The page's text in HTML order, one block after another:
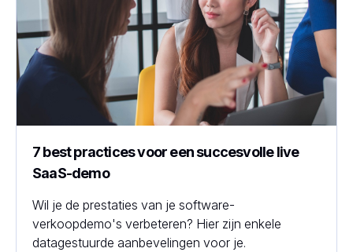
7 best practices voor een succesvolle live
SaaS-demo
Wil je de prestaties van je software-
verkoopdemo's verbeteren? Hier zijn enkele
datagestuurde aanbevelingen voor je.